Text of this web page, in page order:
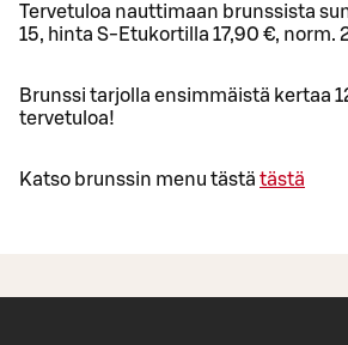
Tervetuloa nauttimaan brunssista
15, hinta S-Etukortilla 17,90 €, norm.
Brunssi tarjolla ensimmäistä kertaa
tervetuloa!
Katso brunssin menu tästä tästä